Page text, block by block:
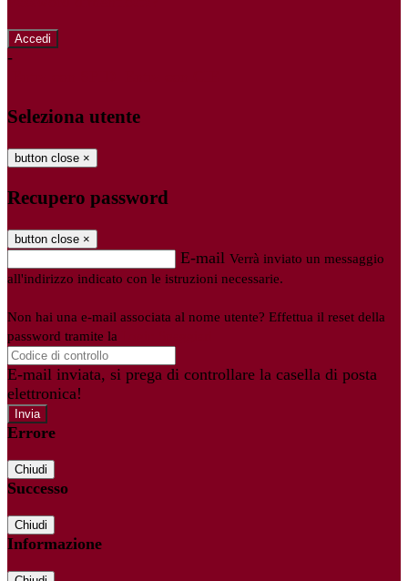
-
Seleziona utente
button close ×
Recupero password
button close ×
E-mail Verrà inviato un messaggio
all'indirizzo indicato con le istruzioni necessarie.
Non hai una e-mail associata al nome utente? Effettua il reset della
password tramite la
E-mail inviata, si prega di controllare la casella di posta
elettronica!
Errore
Chiudi
Successo
Chiudi
Informazione